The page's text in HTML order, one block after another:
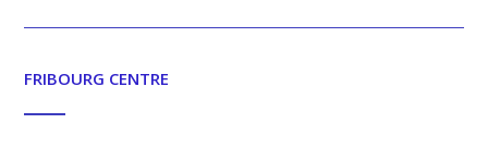
FRIBOURG CENTRE